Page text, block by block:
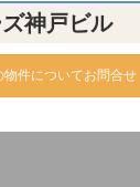
神戸ビル
件についてお問合せ